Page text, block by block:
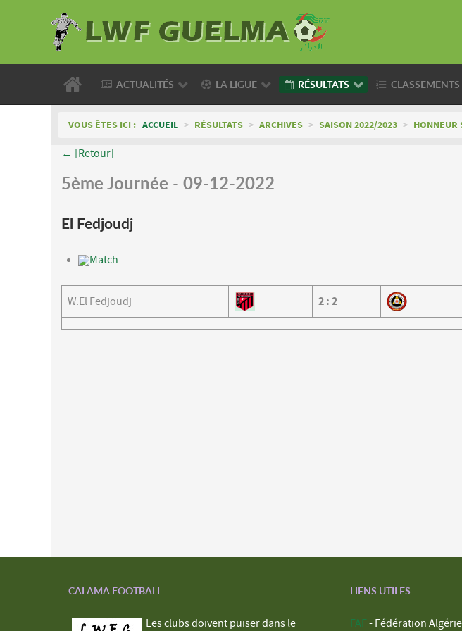
ACTUALITÉS LA LIGUE RÉSULTATS CLASSEMENTS
VOUS ÊTES ICI : ACCUEIL > RÉSULTATS > ARCHIVES > SAISON 2022/2023 > HONNEUR
← [Retour]
5ème Journée - 09-12-2022
El Fedjoudj
Match
W.El Fedjoudj 2 : 2
CALAMA FOOTBALL
Les clubs doivent puiser dans le
LIENS UTILES
FAF - Fédération